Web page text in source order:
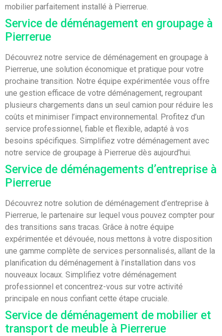
mobilier parfaitement installé à Pierrerue.
Service de déménagement en groupage à
Pierrerue
Découvrez notre service de déménagement en groupage à
Pierrerue, une solution économique et pratique pour votre
prochaine transition. Notre équipe expérimentée vous offre
une gestion efficace de votre déménagement, regroupant
plusieurs chargements dans un seul camion pour réduire les
coûts et minimiser l’impact environnemental. Profitez d’un
service professionnel, fiable et flexible, adapté à vos
besoins spécifiques. Simplifiez votre déménagement avec
notre service de groupage à Pierrerue dès aujourd’hui.
Service de déménagements d’entreprise à
Pierrerue
Découvrez notre solution de déménagement d’entreprise à
Pierrerue, le partenaire sur lequel vous pouvez compter pour
des transitions sans tracas. Grâce à notre équipe
expérimentée et dévouée, nous mettons à votre disposition
une gamme complète de services personnalisés, allant de la
planification du déménagement à l’installation dans vos
nouveaux locaux. Simplifiez votre déménagement
professionnel et concentrez-vous sur votre activité
principale en nous confiant cette étape cruciale.
Service de déménagement de mobilier et
transport de meuble à Pierrerue